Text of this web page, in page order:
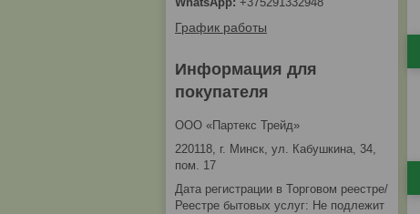
График работы
Информация для
покупателя
ООО «Партекс Трейд»
220118, г. Минск, ул. Кабушкина, 34,
пом. 17
Дата регистрации в Торговом реестре/
Реестре бытовых услуг: Не подлежит